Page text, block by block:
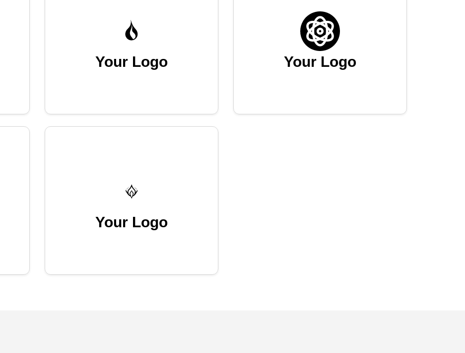
Your Logo Your Logo
Your Logo